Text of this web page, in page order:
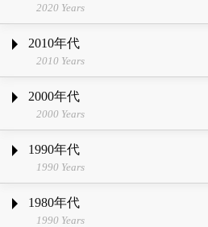
2020 Years
2010年代
2010 Years
2000年代
2000 Years
1990年代
1990 Years
1980年代
1990 Years